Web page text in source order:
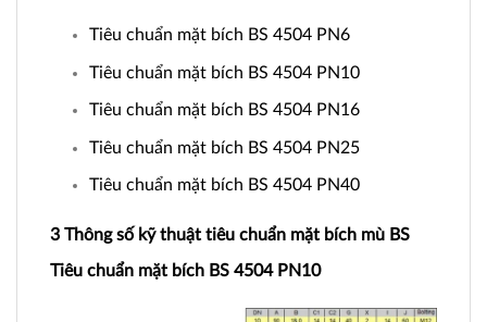
Tiêu chuẩn mặt bích BS 4504 PN6
Tiêu chuẩn mặt bích BS 4504 PN10
Tiêu chuẩn mặt bích BS 4504 PN16
Tiêu chuẩn mặt bích BS 4504 PN25
Tiêu chuẩn mặt bích BS 4504 PN40
3 Thông số kỹ thuật tiêu chuẩn mặt bích mù BS
Tiêu chuẩn mặt bích BS 4504 PN10